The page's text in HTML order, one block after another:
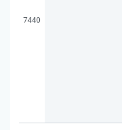
7440